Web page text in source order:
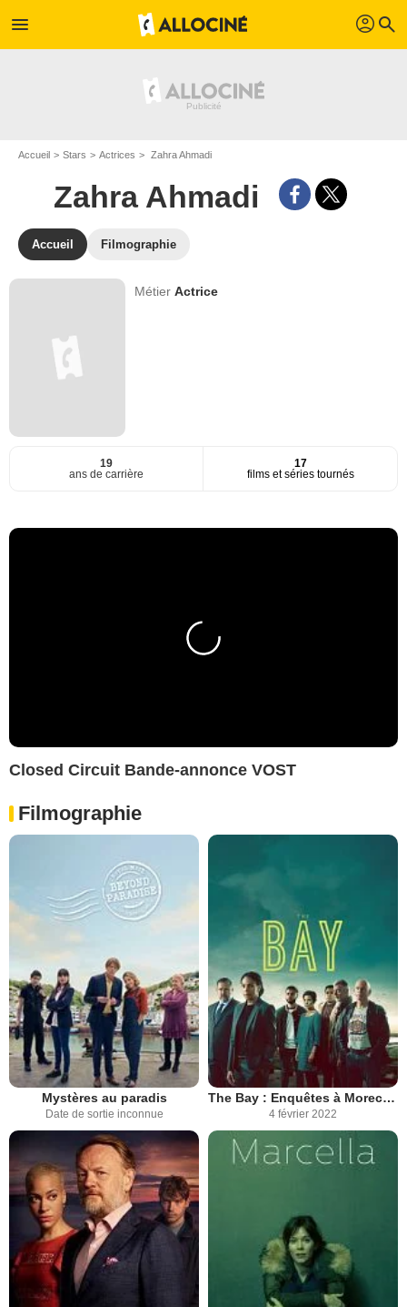
menu profil search
Accueil Stars Actrices Zahra Ahmadi
Zahra Ahmadi
Accueil Filmographie
MétierActrice
19
ans de carrière
17
films et séries tournés
Closed Circuit Bande-annonce VOST
Filmographie
Mystères au paradis
Date de sortie inconnue
The Bay : Enquêtes à Morecambe
4 février 2022